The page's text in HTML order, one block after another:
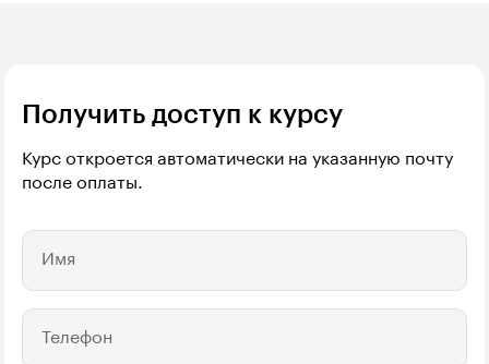
Получить доступ к курсу
Курс откроется автоматически на указанную почту
после оплаты.
Имя
Телефон